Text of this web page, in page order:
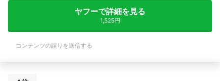
ヤフーで詳細を見る
1,525円
コンテンツの誤りを送信する